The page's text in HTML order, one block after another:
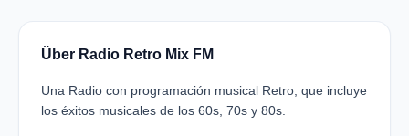
Über Radio Retro Mix FM
Una Radio con programación musical Retro, que incluye
los éxitos musicales de los 60s, 70s y 80s.